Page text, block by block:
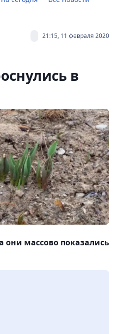
21:15, 11 февраля 2020
в
они массово показались